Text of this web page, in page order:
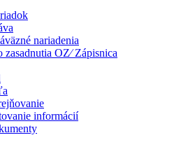
nariadenia
zasadnutia OZ⁄ Zápisnica
informácií